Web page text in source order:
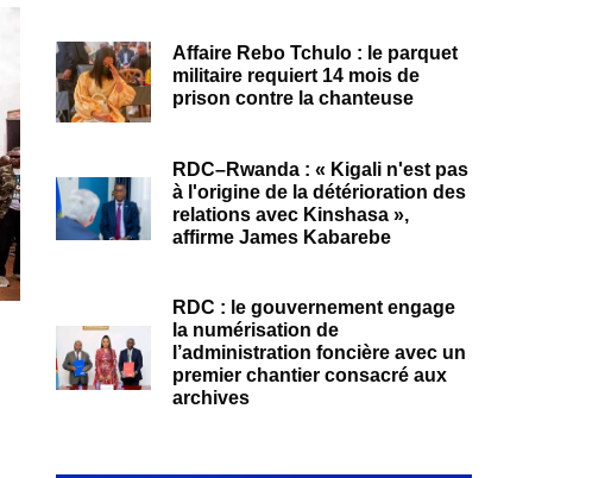
Affaire Rebo Tchulo : le parquet
militaire requiert 14 mois de
prison contre la chanteuse
RDC–Rwanda : « Kigali n'est pas
à l'origine de la détérioration des
relations avec Kinshasa »,
affirme James Kabarebe
RDC : le gouvernement engage
la numérisation de
l’administration foncière avec un
premier chantier consacré aux
archives